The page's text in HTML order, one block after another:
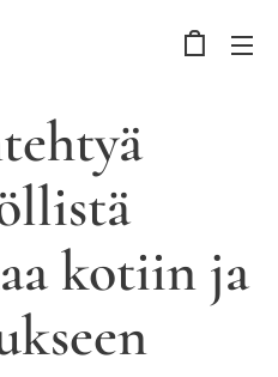
kotiin ja